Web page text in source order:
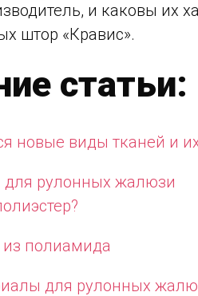
и каковы их
штор «Кравис».
статьи:
новые виды тканей и
для рулонных жалюзи
полиамида
для рулонных